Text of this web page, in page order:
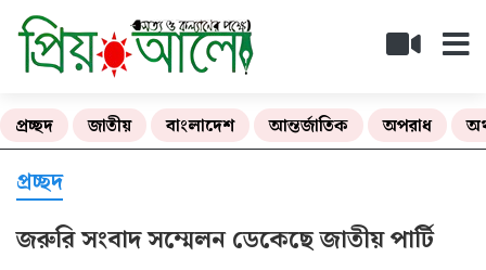
প্রচ্ছদ জাতীয় বাংলাদেশ আন্তর্জাতিক অপরাধ
প্রচ্ছদ
জরুরি সংবাদ সম্মেলন ডেকেছে জাতীয় পার্টি